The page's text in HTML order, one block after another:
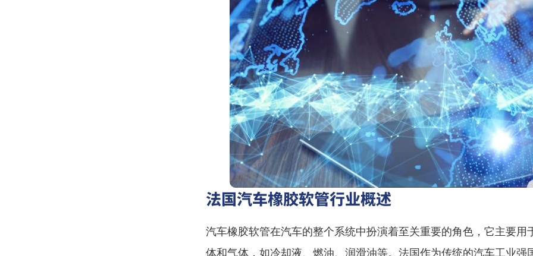
法国汽车橡胶软管行业概述
汽车橡胶软管在汽车的整个系统中扮演着至关重要的角色，它主要用
体和气体，如冷却液、燃油、润滑油等。法国作为传统的汽车工业强